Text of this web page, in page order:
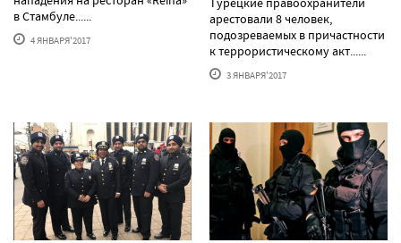
в Стамбуле......
4 ЯНВАРЯ'2017
арестовали 8 человек,
подозреваемых в причастности
к террористическому акт......
3 ЯНВАРЯ'2017